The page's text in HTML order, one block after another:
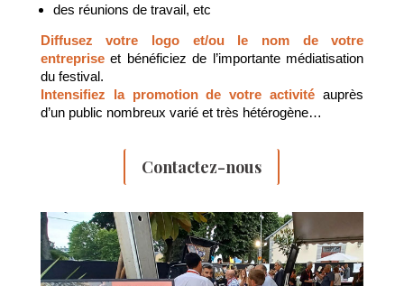
des réunions de travail, etc
Diffusez votre logo et/ou le nom de votre
entrepriseet bénéficiez de l’importante médiatisation
du festival.
Intensifiez la promotion de votre activité auprès
d’un public nombreux varié et très hétérogène…
Contactez-nous